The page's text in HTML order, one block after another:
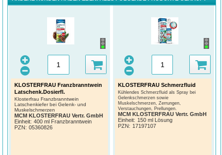
KLOSTERFRAU Franzbranntwein
Latschenk.Dosierfl.
Klosterfrau Franzbranntwein
Latschenkiefer bei Gelenk- und
Muskelschmerzen
MCM KLOSTERFRAU Vertr. GmbH
Einheit: 400 ml Franzbranntwein
PZN: 05360826
KLOSTERFRAU Schmerzfluid
Kühlendes Schmerzfluid als Spray bei
Gelenkschmerzen sowie
Muskelschmerzen, Zerrungen,
Verstauchungen, Prellungen.
MCM KLOSTERFRAU Vertr. GmbH
Einheit: 150 ml Lösung
PZN: 17197107